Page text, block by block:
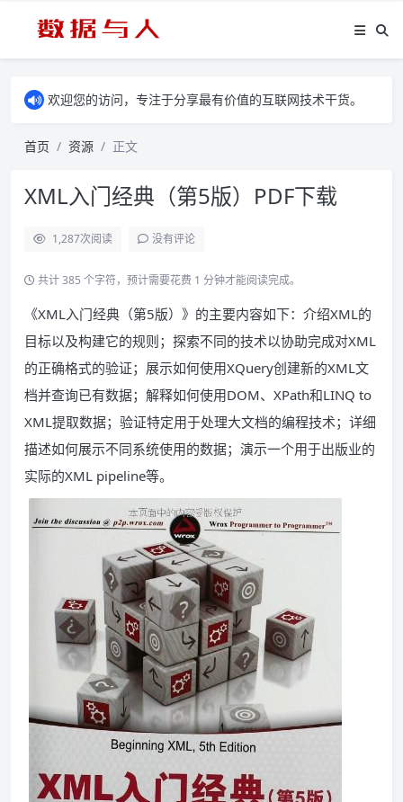
欢迎您的访问，专注于分享最有价值的互联网技术干货。
首页 资源 正文
XML入门经典（第5版）PDF下载
1,287次阅读 没有评论
共计 385 个字符，预计需要花费 1 分钟才能阅读完成。
《XML入门经典（第5版）》的主要内容如下：介绍XML的
目标以及构建它的规则；探索不同的技术以协助完成对XML
的正确格式的验证；展示如何使用XQuery创建新的XML文
档并查询已有数据；解释如何使用DOM、XPath和LINQ to
XML提取数据；验证特定用于处理大文档的编程技术；详细
描述如何展示不同系统使用的数据；演示一个用于出版业的
实际的XML pipeline等。